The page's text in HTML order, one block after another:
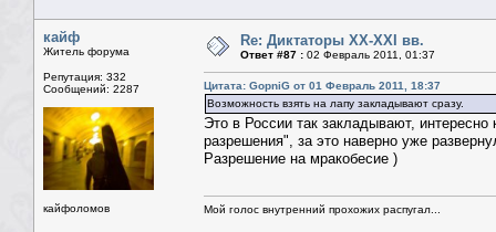
кайф
Житель форума
Репутация: 332
Сообщений: 2287
кайфоломов
Re: Диктаторы XX-XXI вв.
Ответ #87 : 02 Февраль 2011, 01:37
Цитата: GopniG от 01 Февраль 2011, 18:37
Возможность взять на лапу закладывают сразу.
Это в России так закладывают,
разрешения", за это наверно уже
Разрешение на мракобесие )
Мой голос внутренний прохожих распугал...